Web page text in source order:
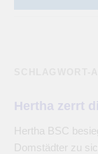
Hertha zerrt
Hertha BSC
Domstädter zu